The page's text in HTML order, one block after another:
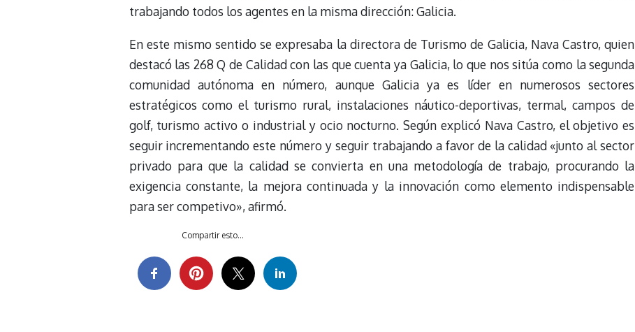
trabajando todos los agentes en la misma dirección: Galicia.
En este mismo sentido se expresaba la directora de Turismo de Galicia, Nava Castro, quien
destacó las 268 Q de Calidad con las que cuenta ya Galicia, lo que nos sitúa como la segunda
comunidad autónoma en número, aunque Galicia ya es líder en numerosos sectores
estratégicos como el turismo rural, instalaciones náutico-deportivas, termal, campos de
golf, turismo activo o industrial y ocio nocturno. Según explicó Nava Castro, el objetivo es
seguir incrementando este número y seguir trabajando a favor de la calidad «junto al sector
privado para que la calidad se convierta en una metodología de trabajo, procurando la
exigencia constante, la mejora continuada y la innovación como elemento indispensable
para ser competivo», afirmó.
Compartir esto...